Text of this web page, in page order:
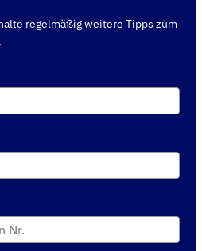
regelmäßig weitere Tipps zum